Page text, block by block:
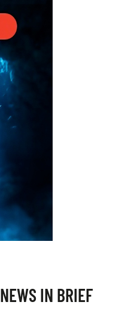
NEWS IN BRIEF